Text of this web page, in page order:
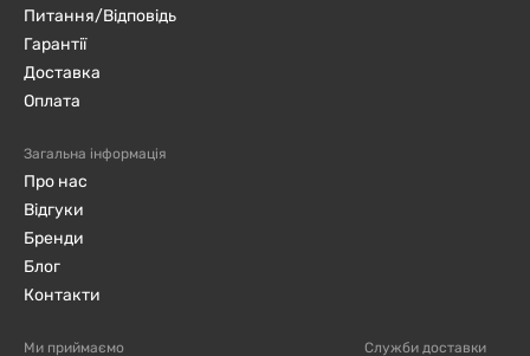
Питання/Відповідь
Гарантії
Доставка
Оплата
Загальна інформація
Про нас
Відгуки
Бренди
Блог
Контакти
Ми приймаємо Служби доставки